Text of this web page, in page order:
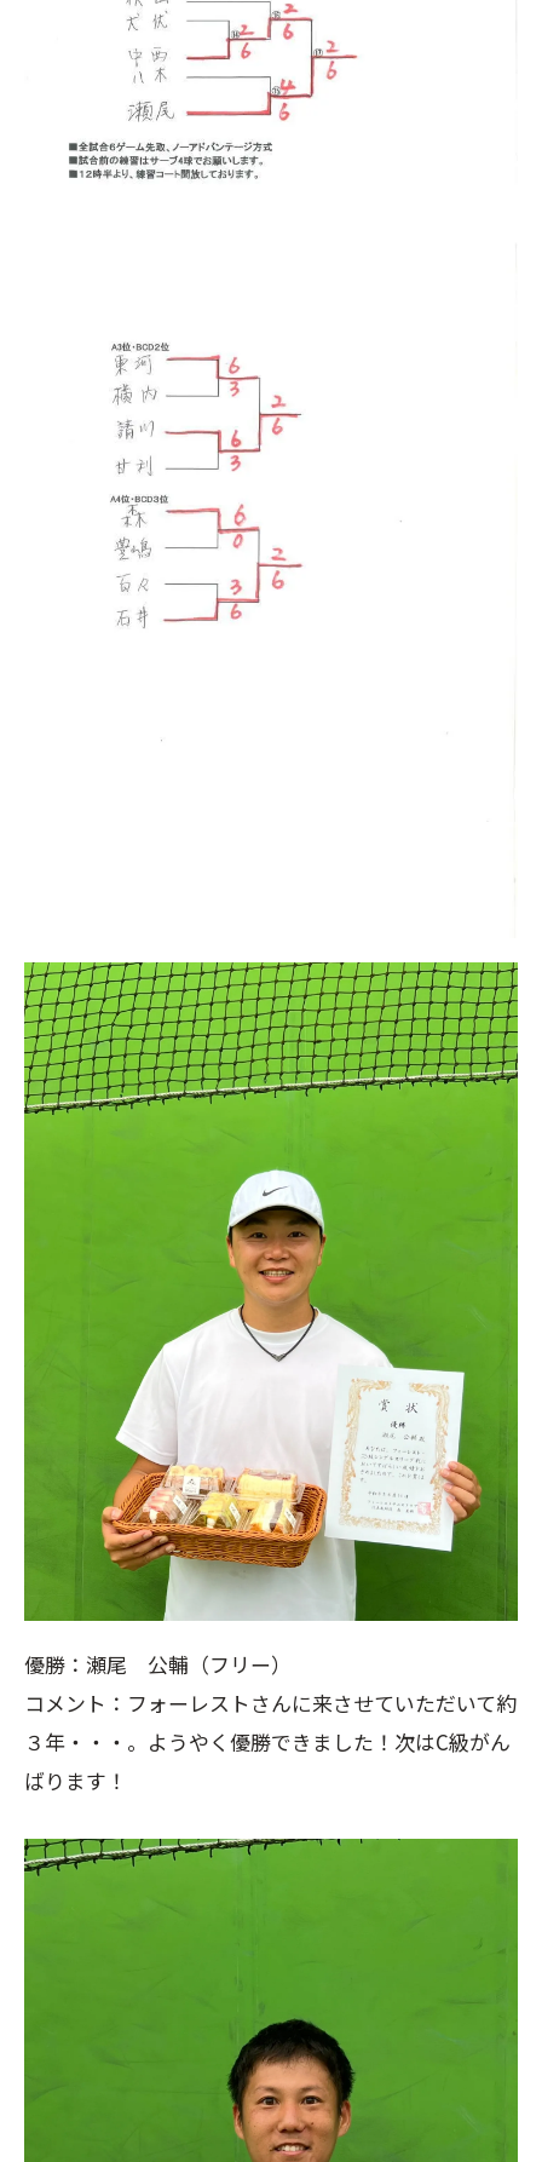
優勝：瀬尾 公輔（フリー）
コメント：フォーレストさんに来させていただいて約
３年・・・。ようやく優勝できました！次はC級がん
ばります！